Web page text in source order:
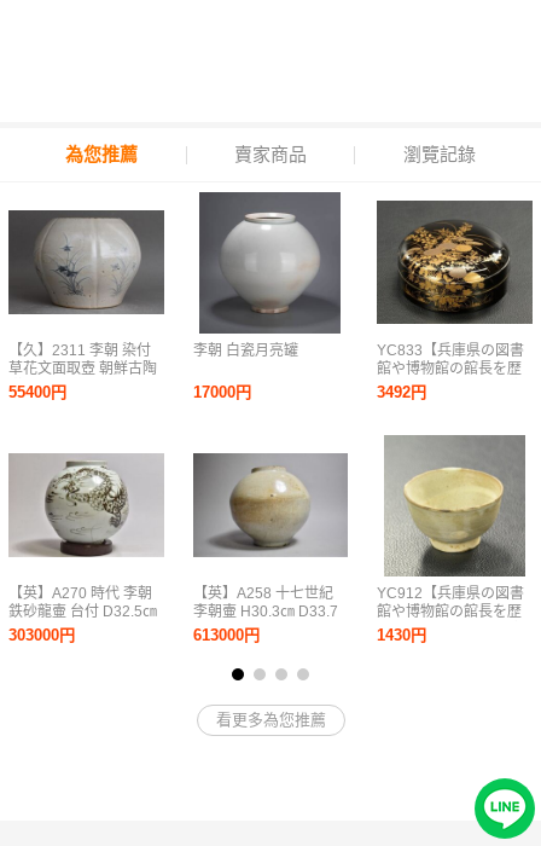
為您推薦 賣家商品 瀏覽記錄
【久】2311 李朝 染付
草花文面取壺 朝鮮古陶
磁 朝鮮美術 骨董品
55400円
【英】A270 時代 李朝
鉄砂龍壷 台付 D32.5㎝
朝鮮美術 中国 韓国 高
麗 李朝 鉄絵 辰砂 壺 骨
303000円
李朝 白瓷月亮罐
17000円
【英】A258 十七世紀
李朝壷 H30.3㎝ D33.7
㎝ 中国美術 朝鮮 韓国
高麗 李朝 白瓷 壺 満月
壷 17世紀 骨董品 美術
品 古美術 時代品 古玩
ks
613000円
YC833【兵庫県の図書
館や博物館の館長を歴
任された歴史研究家遺
族委託品】江戸時代
3492円
YC912【兵庫県の図書
館や博物館の館長を歴
任された歴史研究家遺
族委託品】韓国-李朝時
1430円
看更多為您推薦